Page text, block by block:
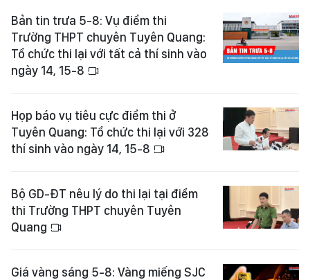
Bản tin trưa 5-8: Vụ điểm thi
Trường THPT chuyên Tuyên Quang:
Tổ chức thi lại với tất cả thí sinh vào
ngày 14, 15-8
Họp báo vụ tiêu cực điểm thi ở
Tuyên Quang: Tổ chức thi lại với 328
thí sinh vào ngày 14, 15-8
Bộ GD-ĐT nêu lý do thi lại tại điểm
thi Trường THPT chuyên Tuyên
Quang
Giá vàng sáng 5-8: Vàng miếng SJC